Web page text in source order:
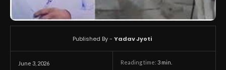
June 3, 2026 Reading time: 3 min.
Published By - Yadav Jyoti